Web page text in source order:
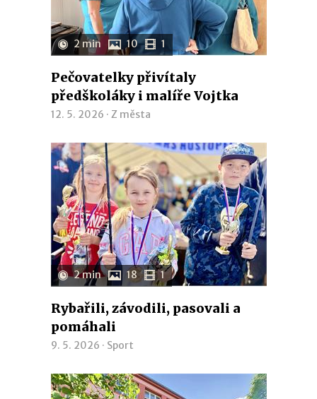
2 min 10 1
Pečovatelky přivítaly
předškoláky i malíře Vojtka
12. 5. 2026 · Z města
2 min 18 1
Rybařili, závodili, pasovali a
pomáhali
9. 5. 2026 · Sport